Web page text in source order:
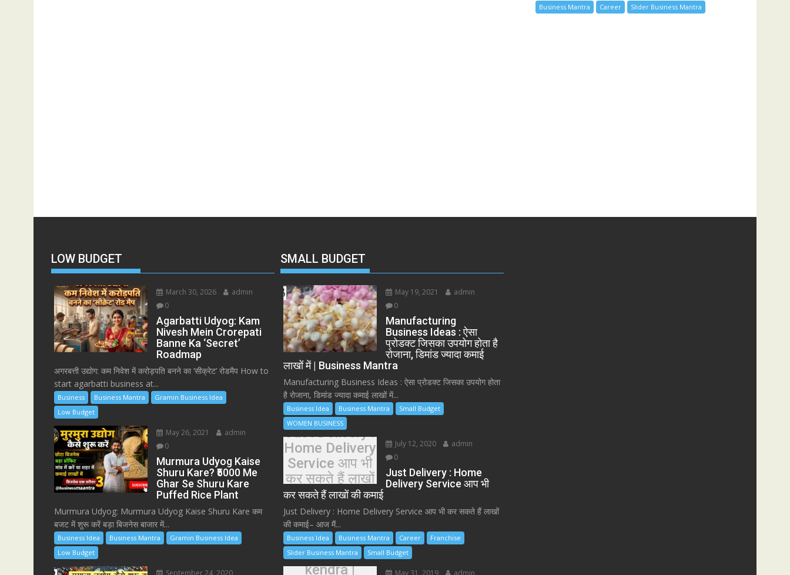
Business Mantra Career Slider Business Mantra
LOW BUDGET
March 30, 2026
admin
0
Agarbatti Udyog: Kam
Nivesh Mein Crorepati
Banne Ka ‘Secret’
Roadmap
अगरबत्ती उद्योग: कम निवेश में करोड़पति बनने का ‘सीक्रेट’ रोडमैप How to
start agarbatti business at...
Business Business Mantra
Gramin Business Idea
Low Budget
May 26, 2021
admin
0
Murmura Udyog Kaise
Shuru Kare? ₹5000 Me
Ghar Se Shuru Kare
Puffed Rice Plant
Murmura Udyog: Murmura Udyog Kaise Shuru Kare कम
बजट में शुरू करें बड़ा बिजनेस बाजार में...
Business Idea Business Mantra
Gramin Business Idea
Low Budget
SMALL BUDGET
May 19, 2021
admin
0
Manufacturing
Business Ideas : ऐसा
प्रोडक्ट जिसका उपयोग होता है
रोजाना, डिमांड ज्यादा कमाई
लाखों में | Business Mantra
Manufacturing Business Ideas : ऐसा प्रोडक्ट जिसका उपयोग होता
है रोजाना, डिमांड ज्यादा कमाई लाखों में...
Business Idea Business Mantra
Small Budget
WOMEN BUSINESS
Just Delivery :
Home Delivery
Service आप भी
कर सकते हैं लाखों
की कमाई
July 12, 2020
admin
0
Just Delivery : Home
Delivery Service आप भी
कर सकते हैं लाखों की कमाई
Just Delivery : Home Delivery Service आप भी कर सकते हैं लाखों
की कमाई– आज मैं...
Business Idea Business Mantra Career
Franchise
Slider Business Mantra
Small Budget
jan aushadhi
kendra |